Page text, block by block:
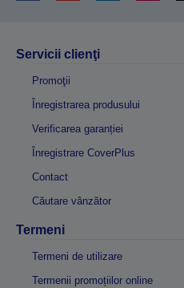
Servicii clienţi
Promoţii
Înregistrarea produsului
Verificarea garanției
Înregistrare CoverPlus
Contact
Căutare vânzător
Termeni
Termeni de utilizare
Termenii promoțiilor online